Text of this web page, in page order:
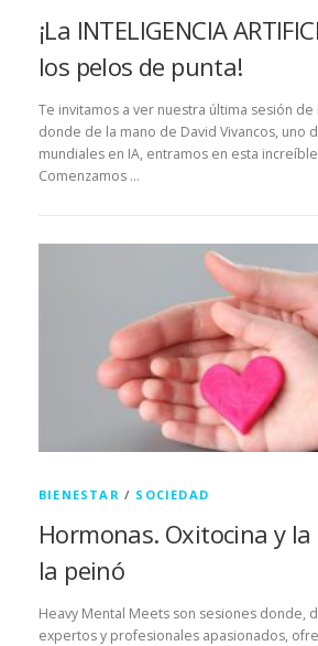
¡La INTELIGENCIA
los pelos de punta!
Te invitamos a ver nuestra última sesión
donde de la mano de David Vivancos, uno
mundiales en IA, entramos en esta
Comenzamos …
BIENESTAR / SOCIEDAD
Hormonas. Oxitocina y
la peinó
Heavy Mental Meets son sesiones donde,
expertos y profesionales apasionados,